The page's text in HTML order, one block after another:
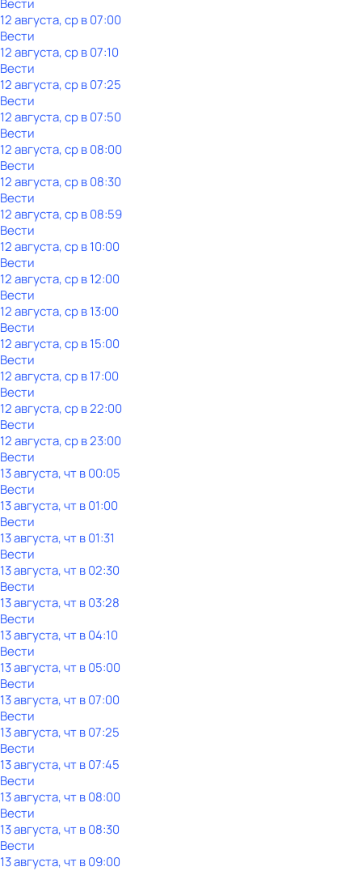
Вести
12 августа, ср в 07:00
Вести
12 августа, ср в 07:10
Вести
12 августа, ср в 07:25
Вести
12 августа, ср в 07:50
Вести
12 августа, ср в 08:00
Вести
12 августа, ср в 08:30
Вести
12 августа, ср в 08:59
Вести
12 августа, ср в 10:00
Вести
12 августа, ср в 12:00
Вести
12 августа, ср в 13:00
Вести
12 августа, ср в 15:00
Вести
12 августа, ср в 17:00
Вести
12 августа, ср в 22:00
Вести
12 августа, ср в 23:00
Вести
13 августа, чт в 00:05
Вести
13 августа, чт в 01:00
Вести
13 августа, чт в 01:31
Вести
13 августа, чт в 02:30
Вести
13 августа, чт в 03:28
Вести
13 августа, чт в 04:10
Вести
13 августа, чт в 05:00
Вести
13 августа, чт в 07:00
Вести
13 августа, чт в 07:25
Вести
13 августа, чт в 07:45
Вести
13 августа, чт в 08:00
Вести
13 августа, чт в 08:30
Вести
13 августа, чт в 09:00